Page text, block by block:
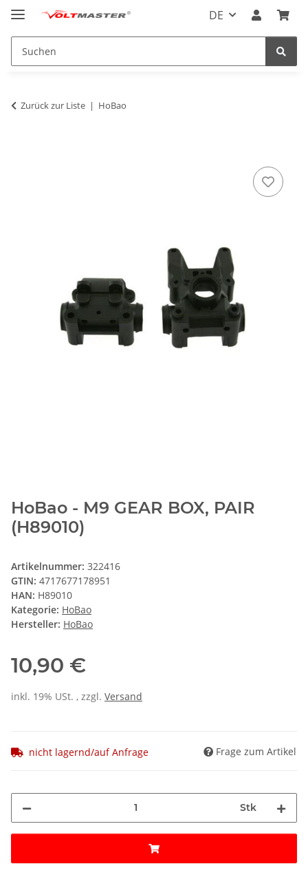
DE
Zurück zur Liste HoBao
HoBao - M9 GEAR BOX, PAIR
(H89010)
Artikelnummer: 322416
GTIN: 4717677178951
HAN: H89010
Kategorie: HoBao
Hersteller: HoBao
10,90 €
inkl. 19% USt. , zzgl. Versand
nicht lagernd/auf Anfrage Frage zum Artikel
Stk